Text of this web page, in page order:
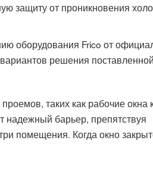
защиту от проникновения
оборудования Frico от
решения
таких как рабочие окна
надежный барьер, препятствуя
помещения. Когда окно